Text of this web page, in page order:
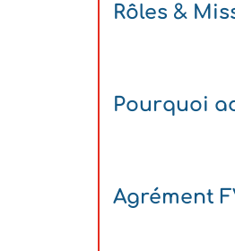
Rôles &
Pourquoi
Agrément